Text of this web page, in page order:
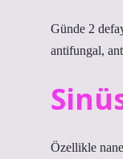
Günde 2
antifungal,
Özellikle